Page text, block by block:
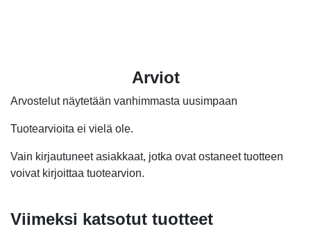
Arviot
Arvostelut näytetään vanhimmasta uusimpaan
Tuotearvioita ei vielä ole.
Vain kirjautuneet asiakkaat, jotka ovat ostaneet tuotteen
voivat kirjoittaa tuotearvion.
Viimeksi katsotut tuotteet